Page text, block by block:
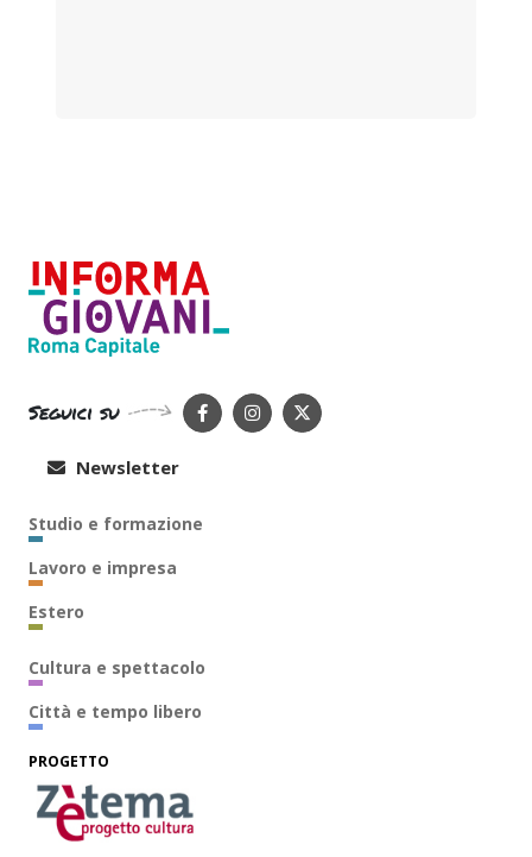
Seguici su
Newsletter
Studio e formazione
Lavoro e impresa
Estero
Cultura e spettacolo
Città e tempo libero
PROGETTO